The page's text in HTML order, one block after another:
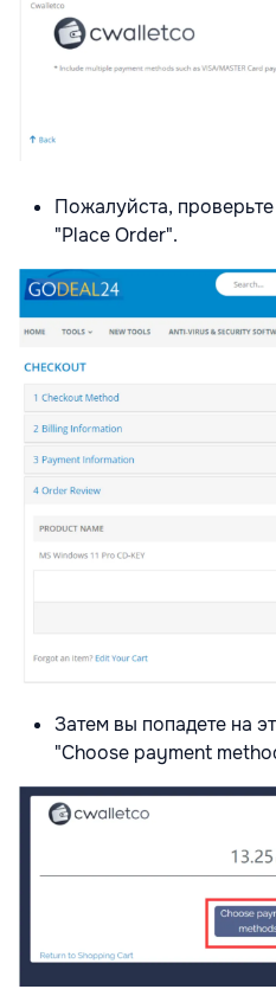
Пожалуйста,
"Place Order".
Затем вы попадете на
"Choose payment